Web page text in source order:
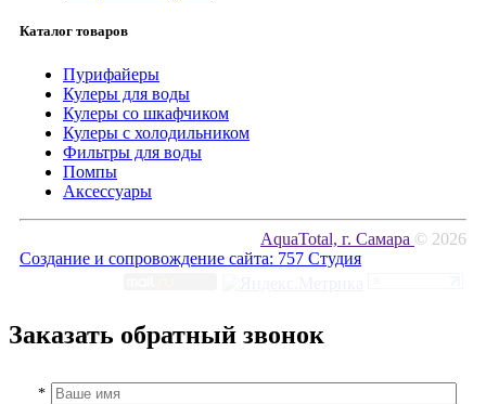
Каталог товаров
Пурифайеры
Кулеры для воды
Кулеры со шкафчиком
Кулеры с холодильником
Фильтры для воды
Помпы
Аксессуары
AquaTotal, г. Самара © 2026
Создание и сопровождение сайта: 757 Студия
Заказать обратный звонок
*